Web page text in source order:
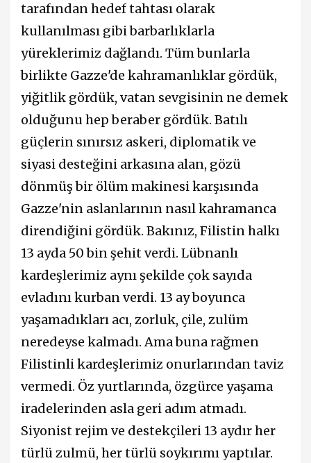
tarafından hedef tahtası olarak
kullanılması gibi barbarlıklarla
yüreklerimiz dağlandı. Tüm bunlarla
birlikte Gazze'de kahramanlıklar gördük,
yiğitlik gördük, vatan sevgisinin ne demek
olduğunu hep beraber gördük. Batılı
güçlerin sınırsız askeri, diplomatik ve
siyasi desteğini arkasına alan, gözü
dönmüş bir ölüm makinesi karşısında
Gazze'nin aslanlarının nasıl kahramanca
direndiğini gördük. Bakınız, Filistin halkı
13 ayda 50 bin şehit verdi. Lübnanlı
kardeşlerimiz aynı şekilde çok sayıda
evladını kurban verdi. 13 ay boyunca
yaşamadıkları acı, zorluk, çile, zulüm
neredeyse kalmadı. Ama buna rağmen
Filistinli kardeşlerimiz onurlarından taviz
vermedi. Öz yurtlarında, özgürce yaşama
iradelerinden asla geri adım atmadı.
Siyonist rejim ve destekçileri 13 aydır her
türlü zulmü, her türlü soykırımı yaptılar.